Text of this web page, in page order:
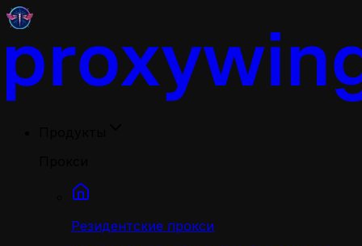
Резидентские прокси